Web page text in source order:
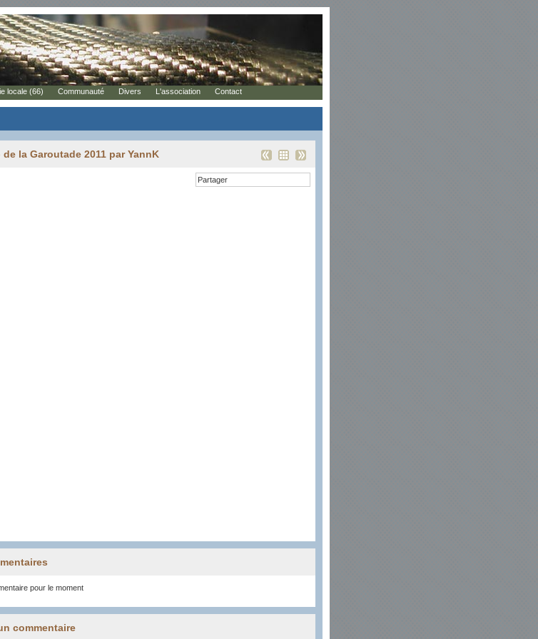
la Garoutade 2011 par YannK
Partager
pour le moment
commentaire
locale (66) Communauté Divers L'association Contact